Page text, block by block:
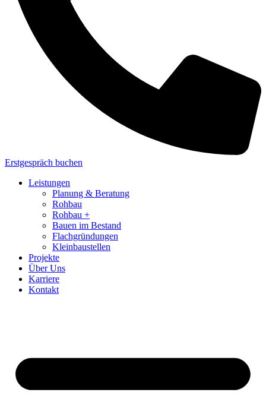
Erstgespräch buchen
Leistungen
Planung & Beratung
Rohbau
Rohbau +
Bauen im Bestand
Flachgründungen
Kleinbaustellen
Projekte
Über Uns
Karriere
Kontakt